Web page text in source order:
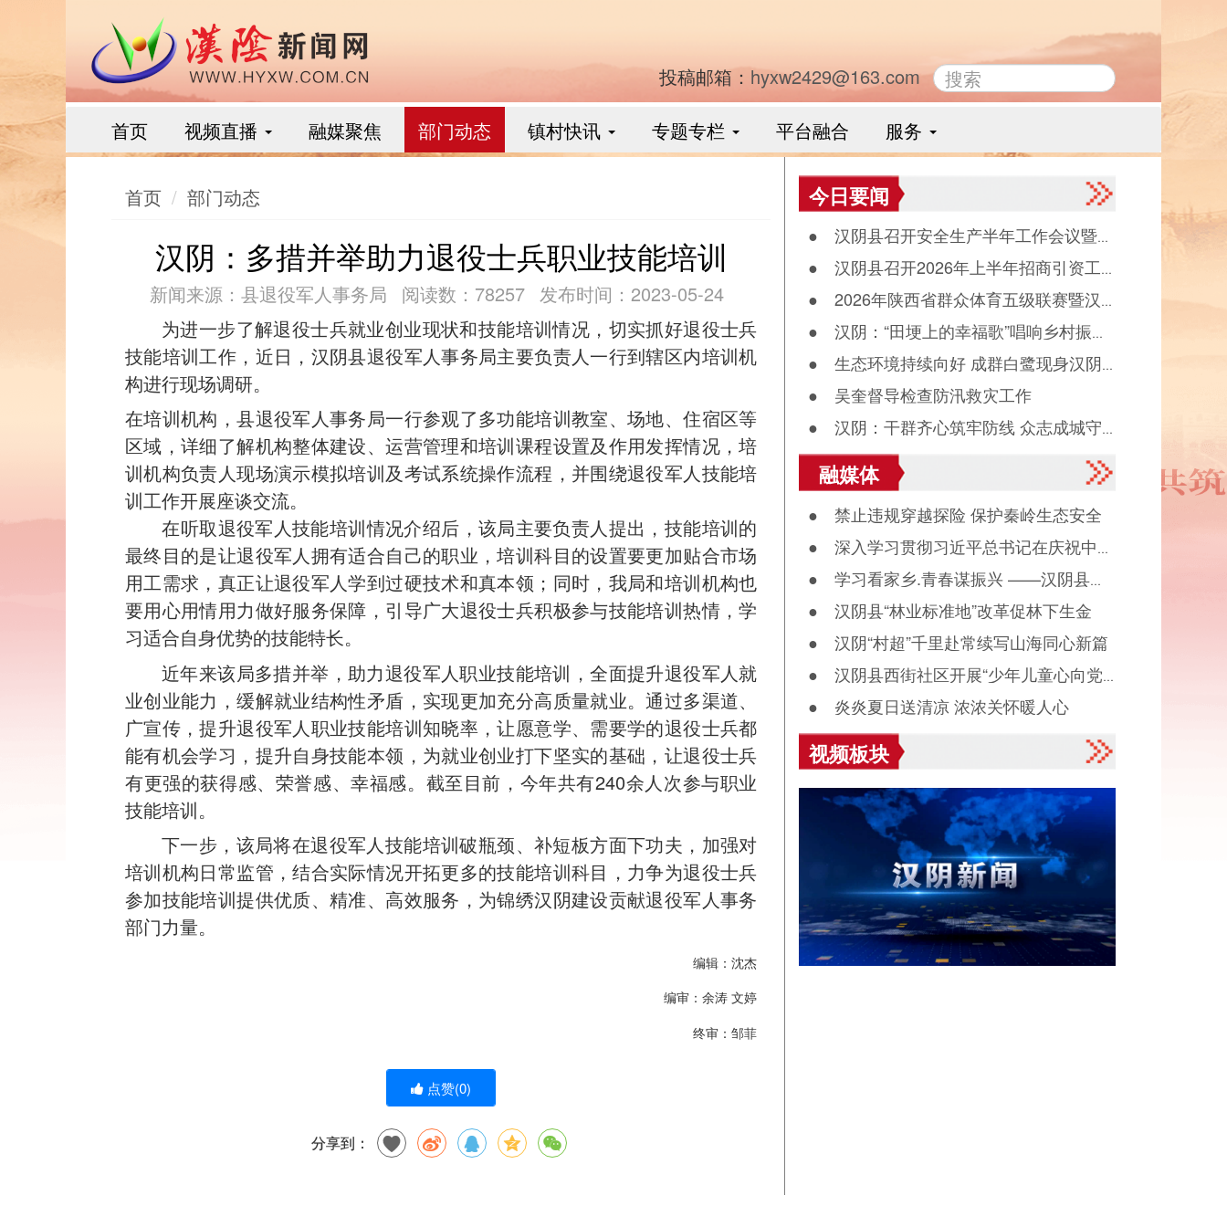
投稿邮箱： hyxw2429@163.com
首页 视频直播 融媒聚焦 部门动态 镇村快讯 专题专栏 平台融合 服务
首页 部门动态
汉阴：多措并举助力退役士兵职业技能培训
新闻来源：县退役军人事务局 阅读数：78257 发布时间：2023-05-24
为进一步了解退役士兵就业创业现状和技能培训情况，切实抓好退役士兵
技能培训工作，近日，汉阴县退役军人事务局主要负责人一行到辖区内培训机
构进行现场调研。
在培训机构，县退役军人事务局一行参观了多功能培训教室、场地、住宿区等
区域，详细了解机构整体建设、运营管理和培训课程设置及作用发挥情况，培
训机构负责人现场演示模拟培训及考试系统操作流程，并围绕退役军人技能培
训工作开展座谈交流。
在听取退役军人技能培训情况介绍后，该局主要负责人提出，技能培训的
最终目的是让退役军人拥有适合自己的职业，培训科目的设置要更加贴合市场
用工需求，真正让退役军人学到过硬技术和真本领；同时，我局和培训机构也
要用心用情用力做好服务保障，引导广大退役士兵积极参与技能培训热情，学
习适合自身优势的技能特长。
近年来该局多措并举，助力退役军人职业技能培训，全面提升退役军人就
业创业能力，缓解就业结构性矛盾，实现更加充分高质量就业。通过多渠道、
广宣传，提升退役军人职业技能培训知晓率，让愿意学、需要学的退役士兵都
能有机会学习，提升自身技能本领，为就业创业打下坚实的基础，让退役士兵
有更强的获得感、荣誉感、幸福感。截至目前，今年共有240余人次参与职业
技能培训。
下一步，该局将在退役军人技能培训破瓶颈、补短板方面下功夫，加强对
培训机构日常监管，结合实际情况开拓更多的技能培训科目，力争为退役士兵
参加技能培训提供优质、精准、高效服务，为锦绣汉阴建设贡献退役军人事务
部门力量。
编辑：沈杰
编审：余涛 文婷
终审：邹菲
点赞(0)
分享到：
今日要闻
● 汉阴县召开安全生产半年工作会议暨县
食品药品安全委员会全体会议
● 汉阴县召开2026年上半年招商引资工
作晾晒会（党群、中省驻汉部门）
● 2026年陕西省群众体育五级联赛暨汉
阴县第十二届“能量金徽·文峰杯”双拥篮球赛
落幕
● 汉阴：“田埂上的幸福歌”唱响乡村振
兴“好声音”
● 生态环境持续向好 成群白鹭现身汉阴
月河觅食
● 吴奎督导检查防汛救灾工作
● 汉阴：干群齐心筑牢防线 众志成城守
护平安度汛
融媒体
● 禁止违规穿越探险 保护秦岭生态安全
● 深入学习贯彻习近平总书记在庆祝中国
共产党成立105周年大会上重要讲话系列述
评之八
● 学习看家乡.青春谋振兴 ——汉阴县城
关镇组织返乡大学生看家乡、献良策、助发
展活动
● 汉阴县“林业标准地”改革促林下生金
● 汉阴“村超”千里赴常续写山海同心新篇
● 汉阴县西街社区开展“少年儿童心向党
诵读启智伴成长”主题活动
● 炎炎夏日送清凉 浓浓关怀暖人心
视频板块